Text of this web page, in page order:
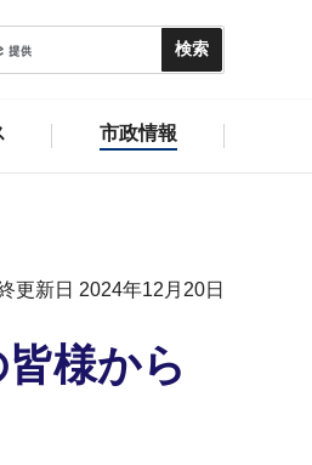
市政情報
更新日 2024年12月20日
様から